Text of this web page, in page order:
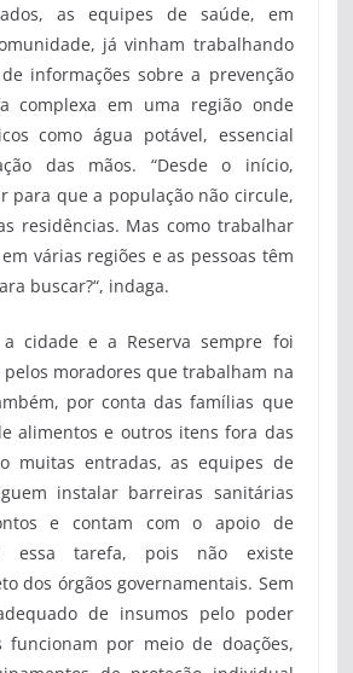
as equipes de saúde, em
já vinham trabalhando
informações sobre a prevenção
complexa em uma região onde
como água potável, essencial
das mãos. “Desde o início,
para que a população não circule,
residências. Mas como trabalhar
várias regiões e as pessoas têm
buscar?“, indaga.
cidade e a Reserva sempre foi
moradores que trabalham na
por conta das famílias que
alimentos e outros itens fora das
muitas entradas, as equipes de
instalar barreiras sanitárias
e contam com o apoio de
essa tarefa, pois não existe
dos órgãos governamentais. Sem
de insumos pelo poder
funcionam por meio de doações,